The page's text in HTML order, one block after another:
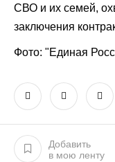
СВО и их семей,
заключения
Фото: "Единая
Добавить
в мою ленту